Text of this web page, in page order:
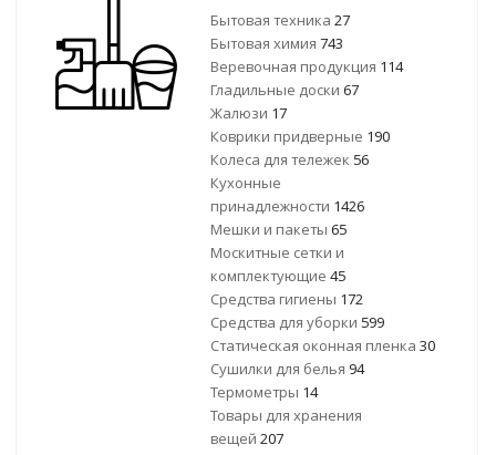
Бытовая техника 27
Бытовая химия 743
Веревочная продукция 114
Гладильные доски 67
Жалюзи 17
Коврики придверные 190
Колеса для тележек 56
Кухонные
принадлежности 1426
Мешки и пакеты 65
Москитные сетки и
комплектующие 45
Средства гигиены 172
Средства для уборки 599
Статическая оконная пленка 30
Сушилки для белья 94
Термометры 14
Товары для хранения
вещей 207